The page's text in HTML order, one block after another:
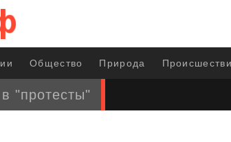
Общество Природа
в "протесты"